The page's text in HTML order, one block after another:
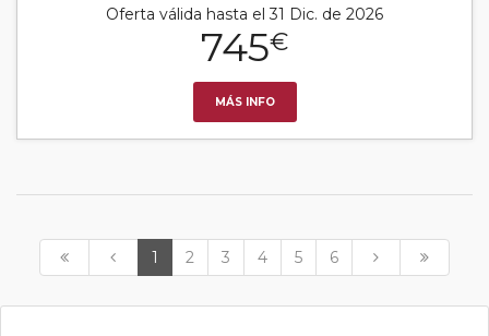
Oferta válida hasta el 31 Dic. de 2026
745€
MÁS INFO
1 2 3 4 5 6